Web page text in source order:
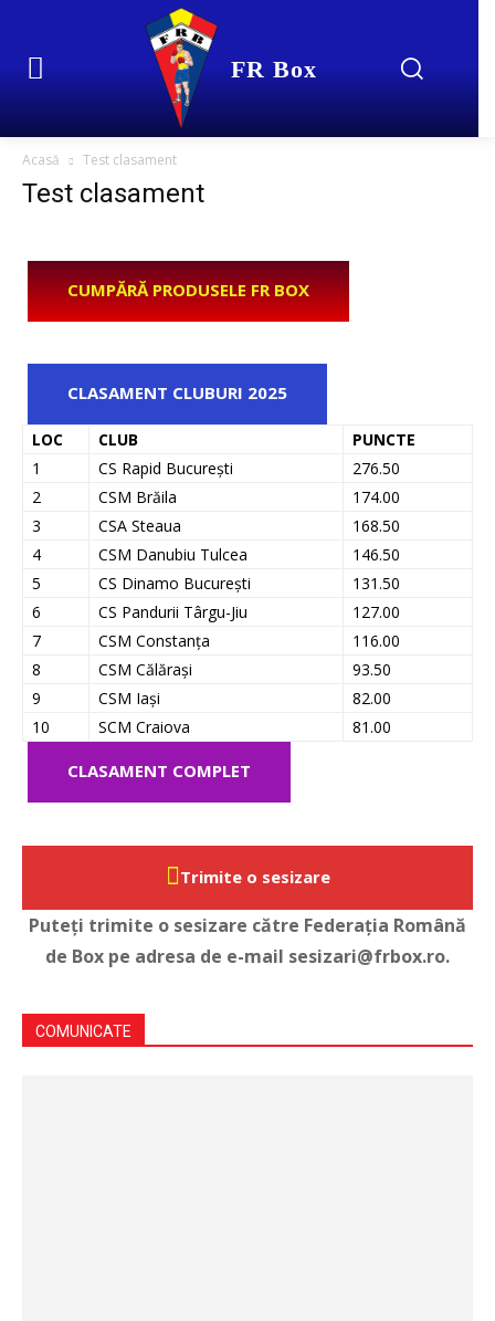
FR Box
Acasă Test clasament
Test clasament
CUMPĂRĂ PRODUSELE FR BOX
CLASAMENT CLUBURI 2025
LOC CLUB
PUNCTE
1
CS Rapid București
276.50
2
CSM Brăila
174.00
3
CSA Steaua
168.50
4
CSM Danubiu Tulcea
146.50
5
CS Dinamo București
131.50
6
CS Pandurii Târgu-Jiu
127.00
7
CSM Constanța
116.00
8
CSM Călărași
93.50
9
CSM Iași
82.00
10
SCM Craiova 81.00
CLASAMENT COMPLET
Trimite o sesizare
Puteți trimite o sesizare către Federația Română
de Box pe adresa de e-mail sesizari@frbox.ro.
COMUNICATE